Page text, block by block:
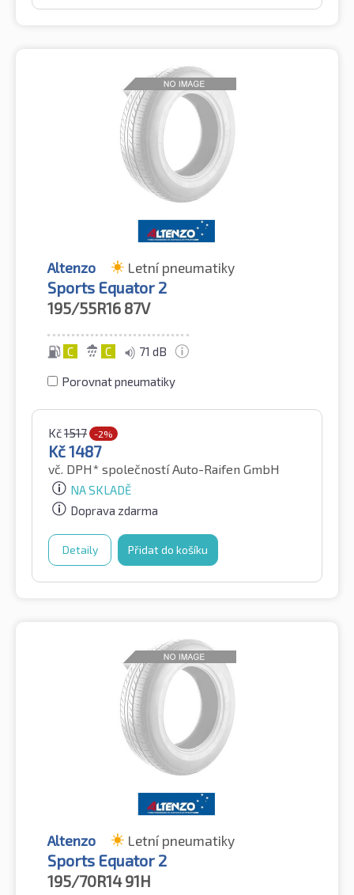
Altenzo Letní pneumatiky
Sports Equator 2
195/55R16 87V
C C 71 dB
Porovnat pneumatiky
Kč1517 -2%
Kč1487
vč. DPH* společností Auto-Raifen GmbH
NA SKLADĚ
Doprava zdarma
Detaily Přidat do košíku
Altenzo Letní pneumatiky
Sports Equator 2
195/70R14 91H